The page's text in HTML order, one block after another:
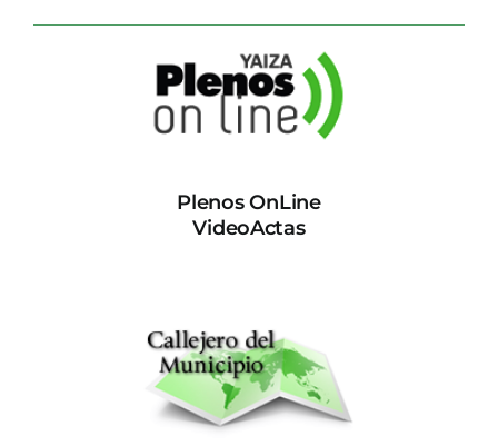
Plenos OnLine
VideoActas